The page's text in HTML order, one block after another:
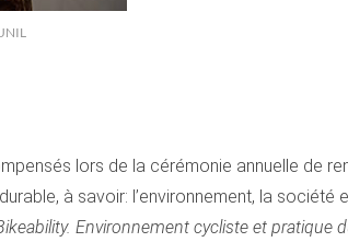
lors de la cérémonie annuelle de
à savoir: l’environnement, la société
Environnement cycliste et pratique